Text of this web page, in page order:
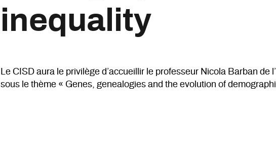
inequality
Le CISD aura le privilège d’accueillir le professeur Nicola Barban
sous le thème « Genes, genealogies and the evolution of